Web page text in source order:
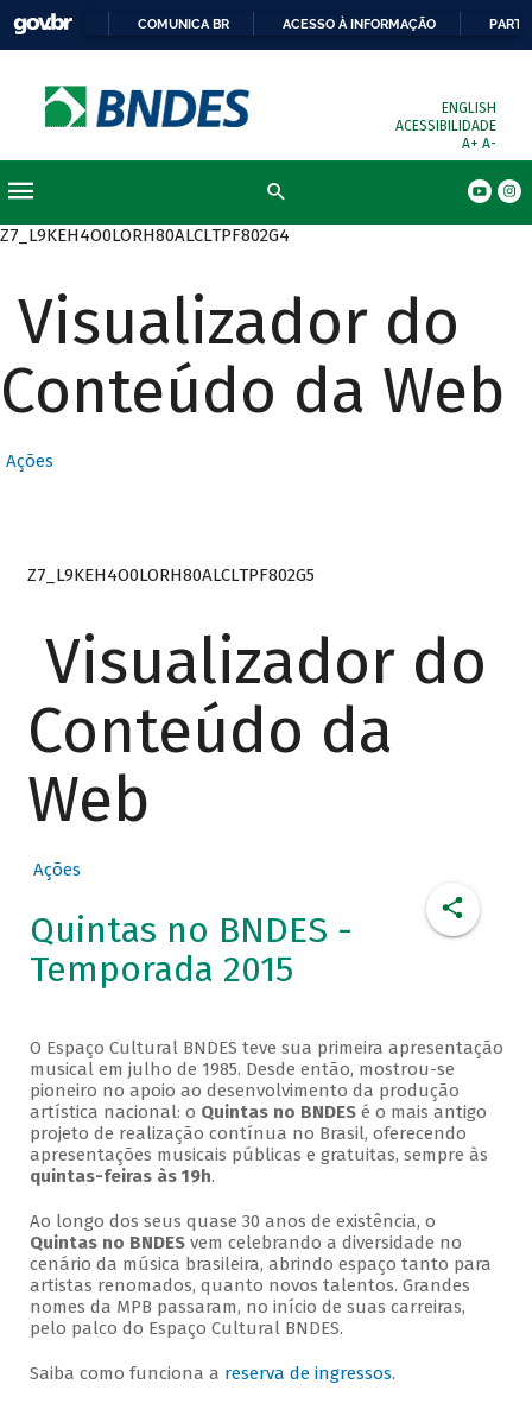
COMUNICA BR ACESSO À INFORMAÇÃO
ENGLISH
ACESSIBILIDADE
A+ A-
Z7_L9KEH4O0LORH80ALCLTPF802G4
Visualizador do
Conteúdo da Web
Ações
Z7_L9KEH4O0LORH80ALCLTPF802G5
Visualizador do
Conteúdo da
Web
Ações
Quintas no BNDES -
Temporada 2015
O Espaço Cultural BNDES teve sua primeira apresentação
musical em julho de 1985. Desde então, mostrou-se
pioneiro no apoio ao desenvolvimento da produção
artística nacional: o Quintas no BNDESé o mais antigo
projeto de realização contínua no Brasil, oferecendo
apresentações musicais públicas e gratuitas, sempre às
quintas-feiras às 19h.
Ao longo dos seus quase 30 anos de existência, o
Quintas no BNDESvem celebrando a diversidade no
cenário da música brasileira, abrindo espaço tanto para
artistas renomados, quanto novos talentos. Grandes
nomes da MPB passaram, no início de suas carreiras,
pelo palco do Espaço Cultural BNDES.
Saiba como funciona a reserva de ingressos.